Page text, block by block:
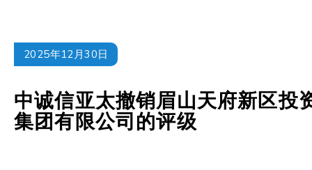
2025年12月30日
中诚信亚太撤销眉山天府新区投
集团有限公司的评级